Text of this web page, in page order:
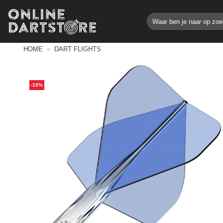
naar
inhoud
Zoeken
naar:
HOME » DART FLIGHTS
-10%